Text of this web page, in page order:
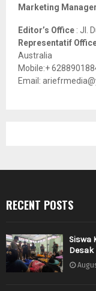
Marketing Manager
Editor’s Office : Jl.
Representatif
Australia
Mobile:+
Email:
RECENT POSTS
Siswa